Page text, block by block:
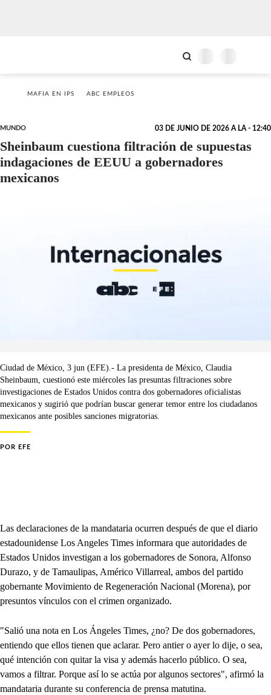
MAFIA EN IPS ABC EMPLEOS
MUNDO 03 DE JUNIO DE 2026 A LA - 12:40
Sheinbaum cuestiona filtración de supuestas
indagaciones de EEUU a gobernadores
mexicanos
Ciudad de México, 3 jun (EFE).- La presidenta de México, Claudia
Sheinbaum, cuestionó este miércoles las presuntas filtraciones sobre
investigaciones de Estados Unidos contra dos gobernadores oficialistas
mexicanos y sugirió que podrían buscar generar temor entre los ciudadanos
mexicanos ante posibles sanciones migratorias.
POR EFE
Las declaraciones de la mandataria ocurren después de que el diario
estadounidense Los Angeles Times informara que autoridades de
Estados Unidos investigan a los gobernadores de Sonora, Alfonso
Durazo, y de Tamaulipas, Américo Villarreal, ambos del partido
gobernante Movimiento de Regeneración Nacional (Morena), por
presuntos vínculos con el crimen organizado.
"Salió una nota en Los Ángeles Times, ¿no? De dos gobernadores,
entiendo que ellos tienen que aclarar. Pero antier o ayer lo dije, o sea,
qué intención con quitar la visa y además hacerlo público. O sea,
vamos a filtrar. Porque así lo se actúa por algunos sectores", afirmó la
mandataria durante su conferencia de prensa matutina.